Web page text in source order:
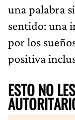
una palabra
sentido: una
por los
positiva
ESTO NO